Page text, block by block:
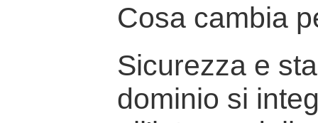
Cosa cambia
Sicurezza e
dominio si